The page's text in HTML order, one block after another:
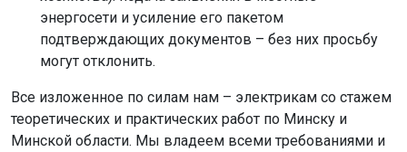
энергосети и усиление его пакетом
подтверждающих документов – без них просьбу
могут отклонить.
Все изложенное по силам нам – электрикам со стажем
теоретических и практических работ по Минску и
Минской области. Мы владеем всеми требованиями и